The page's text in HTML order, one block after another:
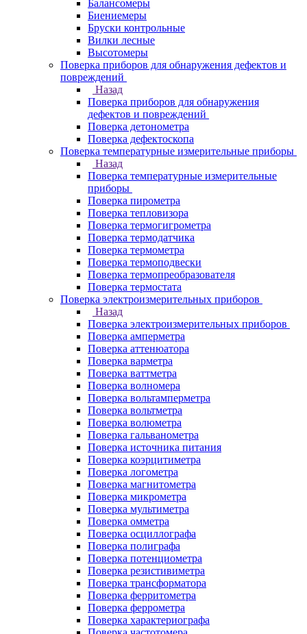
Балансомеры
Биениемеры
Бруски контрольные
Вилки лесные
Высотомеры
Поверка приборов для обнаружения дефектов и
повреждений
Назад
Поверка приборов для обнаружения
дефектов и повреждений
Поверка детонометра
Поверка дефектоскопа
Поверка температурные измерительные приборы
Назад
Поверка температурные измерительные
приборы
Поверка пирометра
Поверка тепловизора
Поверка термогигрометра
Поверка термодатчика
Поверка термометра
Поверка термоподвески
Поверка термопреобразователя
Поверка термостата
Поверка электроизмерительных приборов
Назад
Поверка электроизмерительных приборов
Поверка амперметра
Поверка аттенюатора
Поверка варметра
Поверка ваттметра
Поверка волномера
Поверка вольтамперметра
Поверка вольтметра
Поверка волюметра
Поверка гальванометра
Поверка источника питания
Поверка коэрцитиметра
Поверка логометра
Поверка магнитометра
Поверка микрометра
Поверка мультиметра
Поверка омметра
Поверка осциллографа
Поверка полиграфа
Поверка потенциометра
Поверка резистивиметра
Поверка трансформатора
Поверка ферритометра
Поверка феррометра
Поверка характериографа